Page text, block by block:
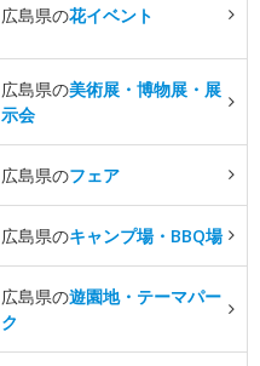
広島県の花イベント
広島県の美術展・博物展・展
示会
広島県のフェア
広島県のキャンプ場・BBQ場
広島県の遊園地・テーマパー
ク